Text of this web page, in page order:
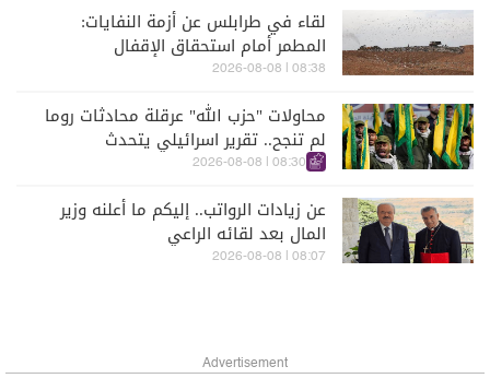
لقاء في طرابلس عن أزمة النفايات:
المطمر أمام استحقاق الإقفال
08:38 | 2026-08-08
محاولات "حزب الله" عرقلة محادثات روما
لم تنجح.. تقرير اسرائيلي يتحدث
08:30 | 2026-08-08
عن زيادات الرواتب.. إليكم ما أعلنه وزير
المال بعد لقائه الراعي
08:07 | 2026-08-08
Advertisement